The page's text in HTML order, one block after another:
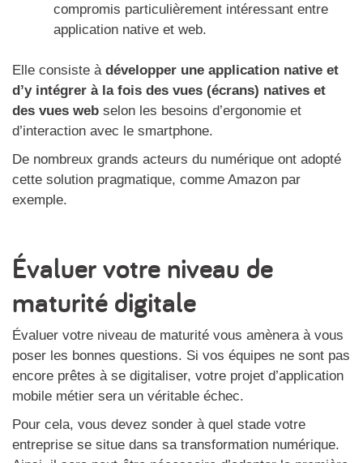
compromis particulièrement intéressant entre
application native et web.
Elle consiste à développer une application native et
d’y intégrer à la fois des vues (écrans) natives et
des vues web selon les besoins d’ergonomie et
d’interaction avec le smartphone.
De nombreux grands acteurs du numérique ont adopté
cette solution pragmatique, comme Amazon par
exemple.
Évaluer votre niveau de
maturité digitale
Évaluer votre niveau de maturité vous amènera à vous
poser les bonnes questions. Si vos équipes ne sont pas
encore prêtes à se digitaliser, votre projet d’application
mobile métier sera un véritable échec.
Pour cela, vous devez sonder à quel stade votre
entreprise se situe dans sa transformation numérique.